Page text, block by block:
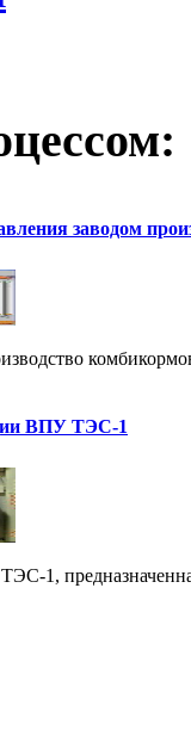
заводом
ВПУ ТЭС-1
1,